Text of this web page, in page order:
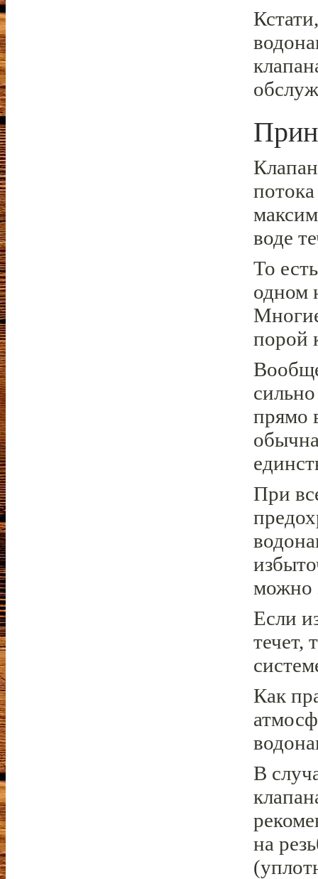
воде
То
одном
порой
прямо
При
можно
Если
течет,
Как
В
на